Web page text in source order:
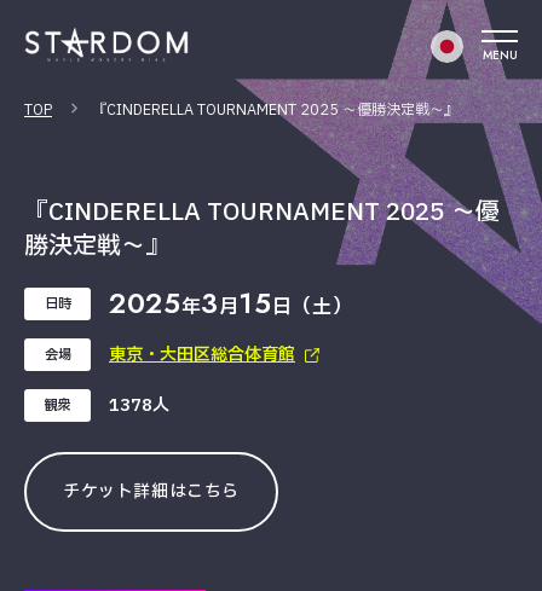
MENU
TOP 『CINDERELLA TOURNAMENT 2025 〜優勝決定戦〜』
『CINDERELLA TOURNAMENT 2025 〜優
勝決定戦〜』
日時 2025年3月15日（土）
会場 東京・大田区総合体育館
観衆 1378人
チケット詳細はこちら